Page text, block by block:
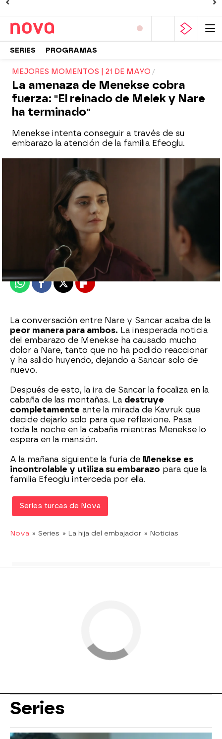
SERIES PROGRAMAS
MEJORES MOMENTOS | 21 DE MAYO
La amenaza de Menekse cobra
fuerza: "El reinado de Melek y Nare
ha terminado"
Menekse intenta conseguir a través de su
embarazo la atención de la familia Efeoglu.
Madrid
Publicado:21 de mayo de 2022, 22:34
WhatsappFacebook
X Flipboard
La conversación entre Nare y Sancar acaba de la
peor manera para ambos. La inesperada noticia
del embarazo de Menekse ha causado mucho
dolor a Nare, tanto que no ha podido reaccionar
y ha salido huyendo, dejando a Sancar solo de
nuevo.
Después de esto, la ira de Sancar la focaliza en la
cabaña de las montañas. La destruye
completamente ante la mirada de Kavruk que
decide dejarlo solo para que reflexione. Pasa
toda la noche en la cabaña mientras Menekse lo
espera en la mansión.
A la mañana siguiente la furia de Menekse es
incontrolable y utiliza su embarazo para que la
familia Efeoglu interceda por ella.
Series turcas de Nova
Nova » Series » La hija del embajador » Noticias
Series